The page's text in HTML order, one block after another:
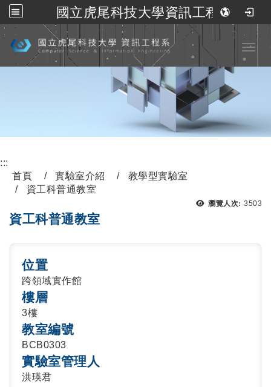
國立虎尾科技大學資訊工程系
跳到主要內容
:::
首頁
實驗室介紹
教學型實驗室
資工科普通教室
瀏覽人次: 3503
資工科普通教室
位置
跨領域實作館
樓層
3樓
教室編號
BCB0303
實驗室管理人
洪瑛君